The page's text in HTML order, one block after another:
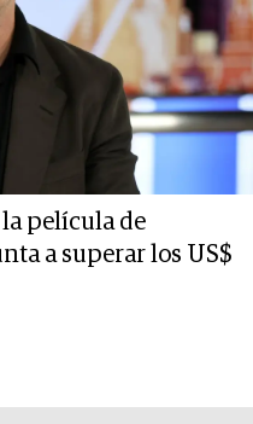
la película de
a superar los US$